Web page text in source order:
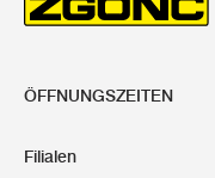
ÖFFNUNGSZEITEN
Filialen